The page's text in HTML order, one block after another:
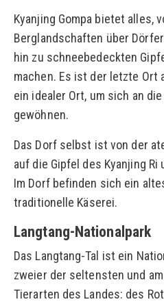
Kyanjing Gompa bietet alles,
Berglandschaften über
hin zu schneebedeckten
machen. Es ist der letzte Ort
ein idealer Ort, um sich an
gewöhnen.
Das Dorf selbst ist von der
auf die Gipfel des Kyanjing Ri
Im Dorf befinden sich ein
traditionelle Käserei.
Langtang-Nationalpark
Das Langtang-Tal ist ein
zweier der seltensten und
Tierarten des Landes: des